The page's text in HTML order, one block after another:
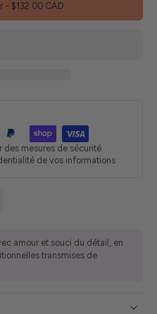
- $132.00 CAD
des mesures de sécurité
de vos informations
amour et souci du détail, en
transmises de